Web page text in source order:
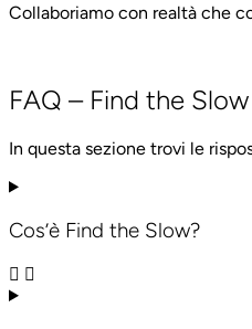
Collaboriamo con realtà che
FAQ – Find the Slow
In questa sezione trovi le
Cos’è Find the Slow?